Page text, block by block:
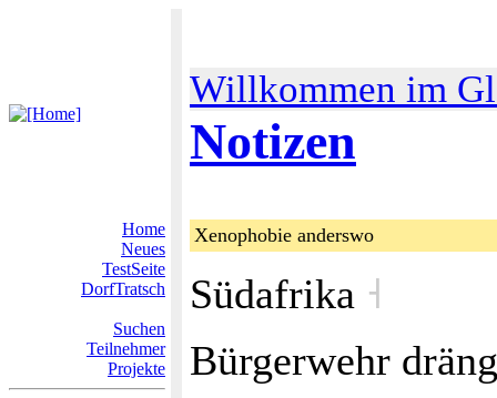
Willkommen im
Notizen
Home
Neues
TestSeite
DorfTratsch
Suchen
Teilnehmer
Projekte
Xenophobie anderswo
Südafrika ˧
Bürgerwehr